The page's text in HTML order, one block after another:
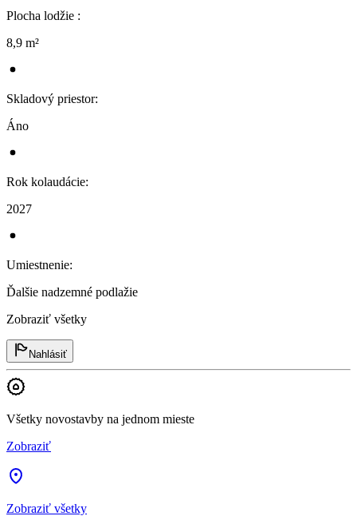
Plocha lodžie :
8,9 m²
Skladový priestor:
Áno
Rok kolaudácie:
2027
Umiestnenie:
Ďalšie nadzemné podlažie
Zobraziť všetky
Nahlásiť
Všetky novostavby na jednom mieste
Zobraziť
Zobraziť všetky